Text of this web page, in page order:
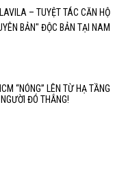
– TUYỆT TÁC CĂN HỘ
BẢN" ĐỘC BẢN TẠI NAM
“NÓNG” LÊN TỪ HẠ TẦNG
ĐÓ THẮNG!